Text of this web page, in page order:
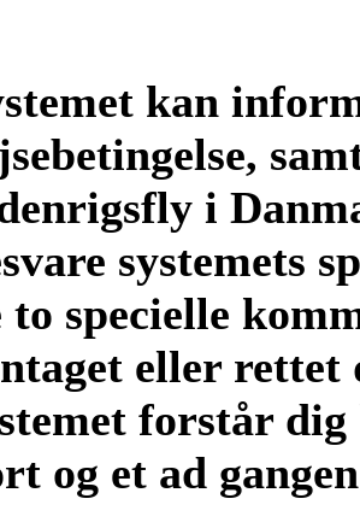
kan
i
systemets
to specielle
eller rettet
forstår
og et ad